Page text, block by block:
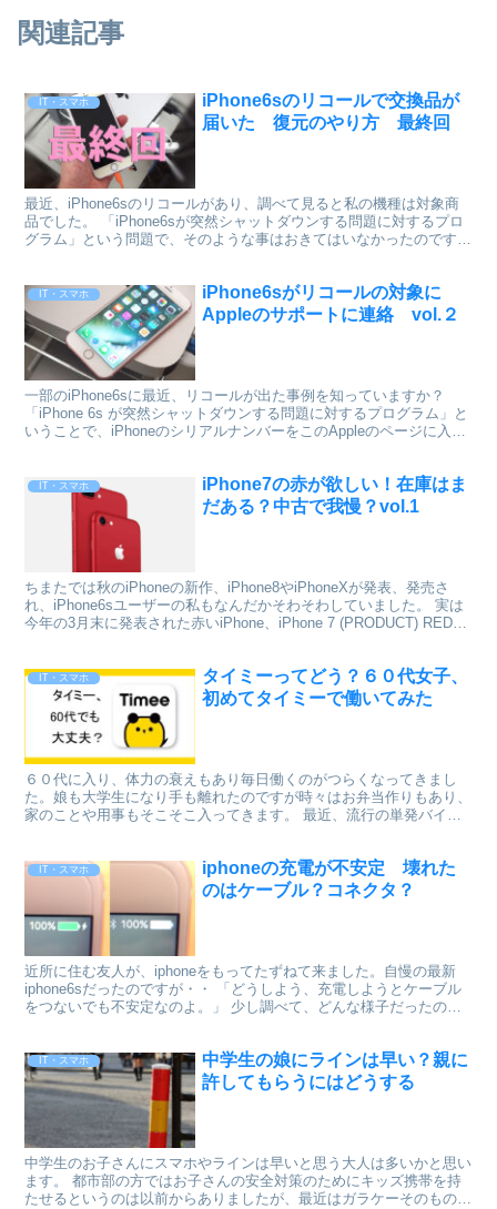
関連記事
IT・スマホ
iPhone6sのリコールで交換品が
届いた 復元のやり方 最終回
最近、iPhone6sのリコールがあり、調べて見ると私の機種は対象商
品でした。 「iPhone6sが突然シャットダウンする問題に対するプロ
グラム」という問題で、そのような事はおきてはいなかったのです
IT・スマホ
iPhone6sがリコールの対象に
Appleのサポートに連絡 vol.２
一部のiPhone6sに最近、リコールが出た事例を知っていますか？
「iPhone 6s が突然シャットダウンする問題に対するプログラム」と
いうことで、iPhoneのシリアルナンバーをこのAppleのページに入力
IT・スマホ
iPhone7の赤が欲しい！在庫はま
だある？中古で我慢？vol.1
ちまたでは秋のiPhoneの新作、iPhone8やiPhoneXが発表、発売さ
れ、iPhone6sユーザーの私もなんだかそわそわしていました。 実は
今年の3月末に発表された赤いiPhone、iPhone 7 (PRODUCT) REDが
IT・スマホ
タイミーってどう？６０代女子、
初めてタイミーで働いてみた
６０代に入り、体力の衰えもあり毎日働くのがつらくなってきまし
た。娘も大学生になり手も離れたのですが時々はお弁当作りもあり、
家のことや用事もそこそこ入ってきます。 最近、流行の単発バイ
IT・スマホ
iphoneの充電が不安定 壊れた
のはケーブル？コネクタ？
近所に住む友人が、iphoneをもってたずねて来ました。自慢の最新
iphone6sだったのですが・・ 「どうしよう、充電しようとケーブル
をつないでも不安定なのよ。」 少し調べて、どんな様子だったのか
IT・スマホ
中学生の娘にラインは早い？親に
許してもらうにはどうする
中学生のお子さんにスマホやラインは早いと思う大人は多いかと思い
ます。 都市部の方ではお子さんの安全対策のためにキッズ携帯を持
たせるというのは以前からありましたが、最近はガラケーそのものが